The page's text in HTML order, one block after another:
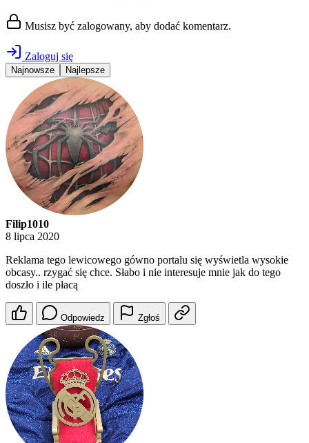
Musisz być zalogowany, aby dodać komentarz.
Zaloguj się
Najnowsze Najlepsze
Filip1010
8 lipca 2020
Reklama tego lewicowego gówno portalu się wyświetla wysokie
obcasy.. rzygać się chce. Słabo i nie interesuje mnie jak do tego
doszło i ile płacą
Odpowiedz Zgłoś